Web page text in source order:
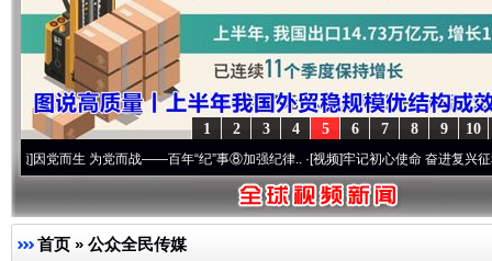
10
9
8
7
6
5
4
3
2
1
生 为党而战——百年“纪”事⑧加强纪律..·[视频]牢记初心使命 奋进复兴征程丨“转折之
首页 » 公众全民传媒